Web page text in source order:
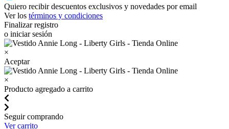
Quiero recibir descuentos exclusivos y novedades por email
Ver los términos y condiciones
Finalizar registro
o iniciar sesión
×
Aceptar
×
Producto agregado a carrito
Seguir comprando
Ver carrito